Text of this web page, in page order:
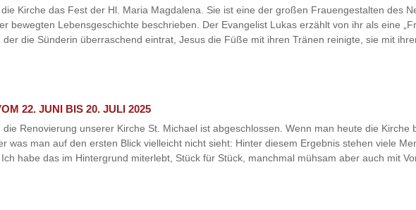
Kirche das Fest der Hl. Maria Magdalena. Sie ist eine der großen Frauengestalten des
bewegten Lebensgeschichte beschrieben. Der Evangelist Lukas erzählt von ihr als eine
die Sünderin überraschend eintrat, Jesus die Füße mit ihren Tränen reinigte, sie mit
22. JUNI BIS 20. JULI 2025
die Renovierung unserer Kirche St. Michael ist abgeschlossen. Wenn man heute die
was man auf den ersten Blick vielleicht nicht sieht: Hinter diesem Ergebnis stehen viele
habe das im Hintergrund miterlebt, Stück für Stück, manchmal mühsam aber auch mit